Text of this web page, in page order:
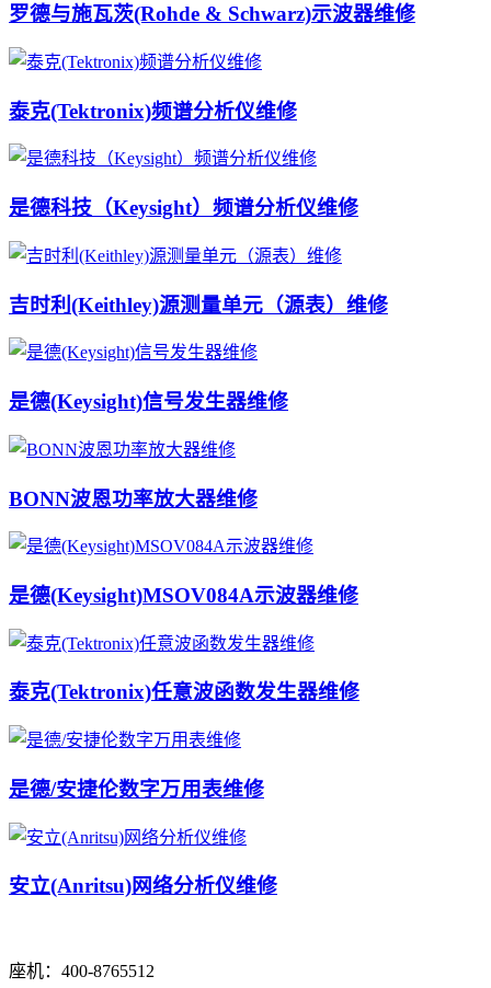
罗德与施瓦茨(Rohde & Schwarz)示波器维修
泰克(Tektronix)频谱分析仪维修
是德科技（Keysight）频谱分析仪维修
吉时利(Keithley)源测量单元（源表）维修
是德(Keysight)信号发生器维修
BONN波恩功率放大器维修
是德(Keysight)MSOV084A示波器维修
泰克(Tektronix)任意波函数发生器维修
是德/安捷伦数字万用表维修
安立(Anritsu)网络分析仪维修
座机：400-8765512